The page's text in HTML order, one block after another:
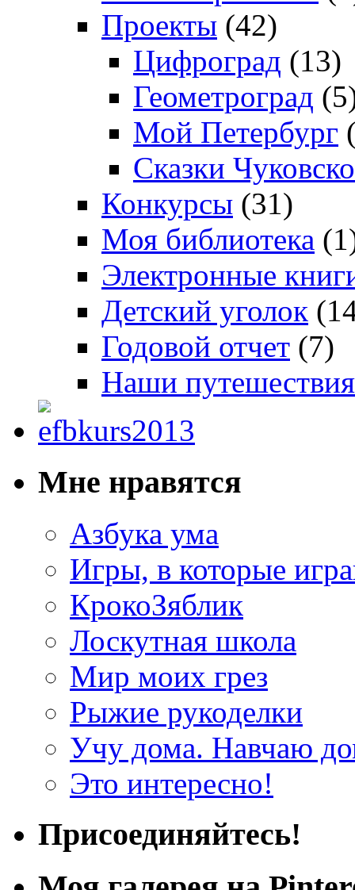
Проекты (42)
Цифроград (13)
Геометроград
Мой Петербург
Сказки
Конкурсы (31)
Моя библиотека
Электронные
Детский уголок
Годовой отчет (7)
Наши путешествия
Мне нравятся
Азбука ума
Игры, в которые
КрокоЗяблик
Лоскутная школа
Мир моих грез
Рыжие рукоделки
Учу дома. Навчаю
Это интересно!
Присоединяйтесь!